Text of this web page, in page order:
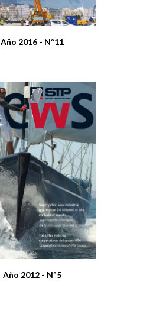
Año 2016 - Nº11
Año 2012 - Nº5